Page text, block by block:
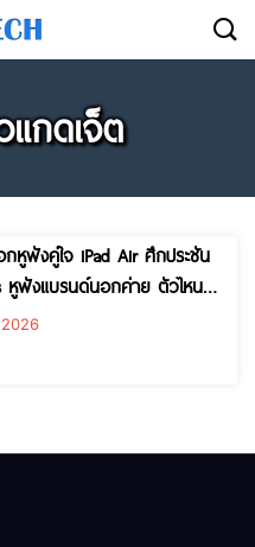
กดเจ็ต
กหูฟังคู่ใจ iPad Air ศึกประชัน
หูฟังแบรนด์นอกค่าย ตัวไหน
ปเดตล่าสุด)